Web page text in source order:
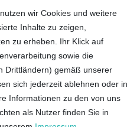
wir Cookies und weitere
Inhalte zu zeigen,
zu erheben. Ihr Klick auf
sowie die
Drittländern) gemäß unserer
sich jederzeit ablehnen oder in
Informationen zu den von uns
als Nutzer finden Sie in